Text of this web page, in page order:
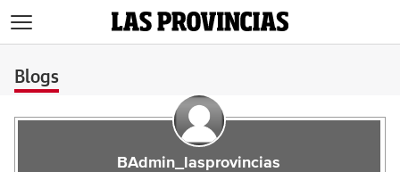
Blogs
BAdmin_lasprovincias